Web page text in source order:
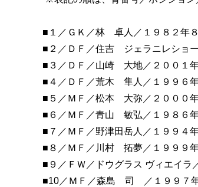
■１／ＧＫ／林 卓人／１９８２年
■２／ＤＦ／住吉 ジェラニレショ
■３／ＤＦ／山崎 大地／２００１
■４／ＤＦ／荒木 隼人／１９９６
■５／ＭＦ／松本 大弥／２０００
■６／ＭＦ／青山 敏弘／１９８６
■７／ＭＦ／野津田岳人／１９９４
■８／ＭＦ／川村 拓夢／１９９９
■９／ＦＷ／ドウグラス ヴィエイラ
■10／ＭＦ／森島 司 ／１９９７年